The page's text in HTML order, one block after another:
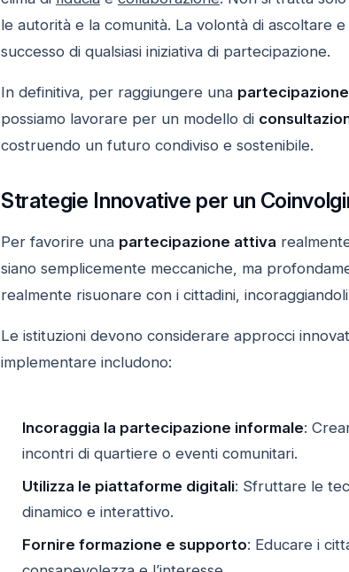
le autorità e la comunità. La volontà di ascoltare
successo di qualsiasi iniziativa di partecipazione.
In definitiva, per raggiungere una
possiamo lavorare per un modello di
costruendo un futuro condiviso e sostenibile.
Strategie Innovative per un
Per favorire una partecipazione attiva
siano semplicemente meccaniche, ma
realmente risuonare con i cittadini,
Le istituzioni devono considerare approcci
implementare includono:
Incoraggia la partecipazione informale:
incontri di quartiere o eventi comunitari.
Utilizza le piattaforme digitali: Sfruttare le
dinamico e interattivo.
Fornire formazione e supporto: Educare i